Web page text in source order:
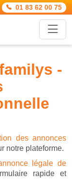
01 83 62 00 75
des annonces
notre plateforme.
légale de
rapide et